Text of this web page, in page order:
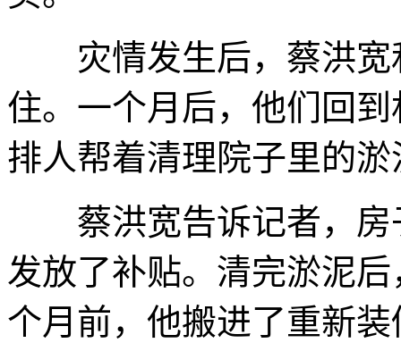
灾情发生后，蔡洪宽
住。一个月后，他们回
排人帮着清理院子里的
蔡洪宽告诉记者，房
发放了补贴。清完淤泥
个月前，他搬进了重新